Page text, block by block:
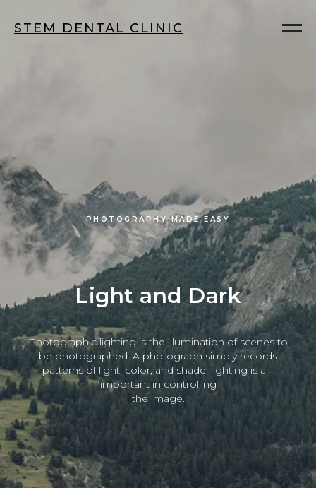
STEM DENTAL CLINIC
PHOTOGRAPHY MADE EASY
Light and Dark
Photographic lighting is the illumination of scenes to
be photographed. A photograph simply records
patterns of light, color, and shade; lighting is all-
important in controlling
the image.